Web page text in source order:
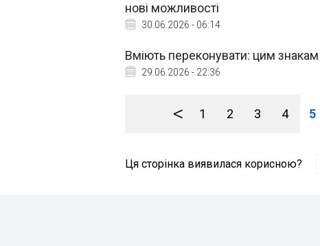
нові можливості
30.06.2026 - 06:14
Вміють переконувати: цим
29.06.2026 - 22:36
< 1 2 3 4 5
Ця сторінка виявилася корисною?